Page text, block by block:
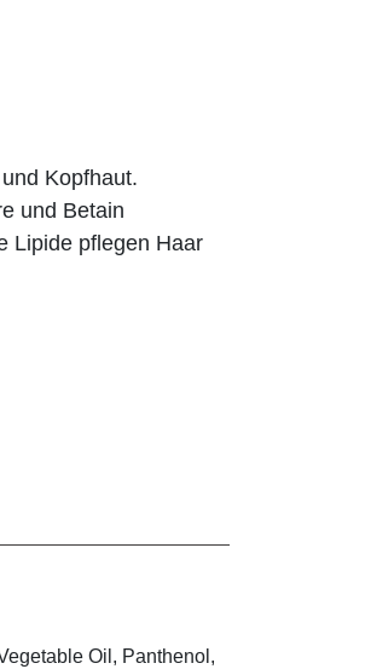
Kopfhaut.
und Betain
Lipide pflegen Haar
Oil, Panthenol,